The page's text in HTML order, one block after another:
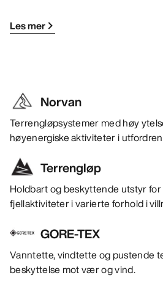
Les mer
Norvan
Terrengløpsystemer med høy
høyenergiske aktiviteter i
Terrengløp
Holdbart og beskyttende utstyr
fjellaktiviteter i varierte forhold i
GORE-TEX
Vanntette, vindtette og pustende
beskyttelse mot vær og vind.